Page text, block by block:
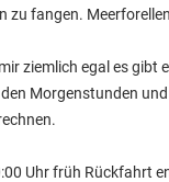
zu fangen.
ziemlich egal es
Morgenstunden
Uhr früh Rückfahrt